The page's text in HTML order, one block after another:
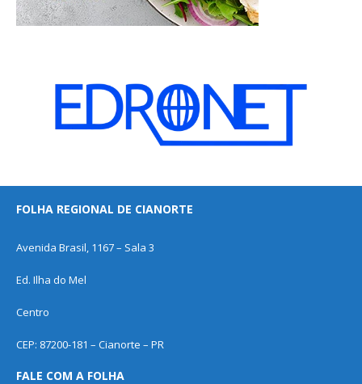
FOLHA REGIONAL DE CIANORTE
Avenida Brasil, 1167 – Sala 3
Ed. Ilha do Mel
Centro
CEP: 87200-181 – Cianorte – PR
FALE COM A FOLHA